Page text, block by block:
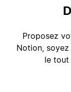
Proposez
Notion,
le tout